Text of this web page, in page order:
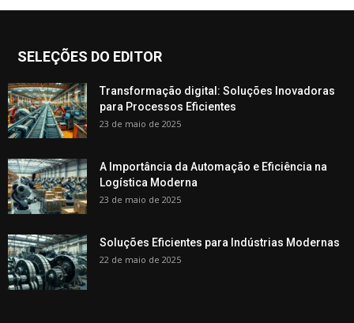
SELEÇÕES DO EDITOR
Transformação digital: Soluções Inovadoras
para Processos Eficientes
23 de maio de 2025
A Importância da Automação e Eficiência na
Logística Moderna
23 de maio de 2025
Soluções Eficientes para Indústrias Modernas
22 de maio de 2025